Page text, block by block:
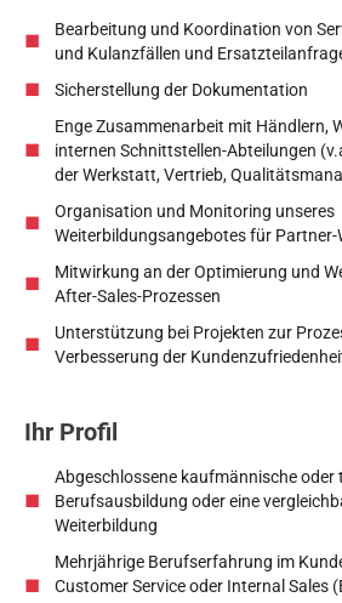
Bearbeitung und Koordination von
und Kulanzfällen und
Sicherstellung der Dokumentation
Enge Zusammenarbeit mit Händlern,
internen Schnittstellen-Abteilungen
der Werkstatt, Vertrieb,
Organisation und Monitoring unseres
Weiterbildungsangebotes für
Mitwirkung an der Optimierung und
After-Sales-Prozessen
Unterstützung bei Projekten zur
Verbesserung der
Ihr Profil
Abgeschlossene kaufmännische oder
Berufsausbildung oder eine
Weiterbildung
Mehrjährige Berufserfahrung im
Customer Service oder Internal Sales